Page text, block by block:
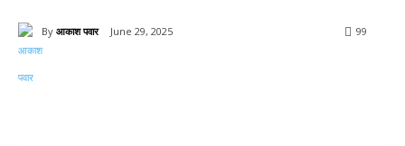
By आकाश पवार June 29, 2025 99